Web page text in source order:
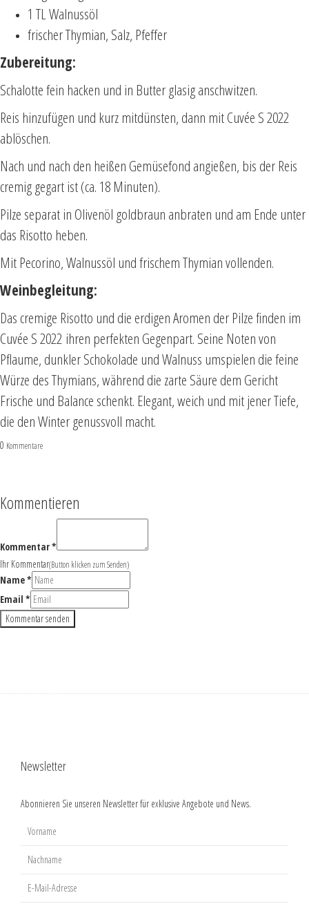
1 TL Walnussöl
frischer Thymian, Salz, Pfeffer
Zubereitung:
Schalotte fein hacken und in Butter glasig anschwitzen.
Reis hinzufügen und kurz mitdünsten, dann mit Cuvée S 2022
ablöschen.
Nach und nach den heißen Gemüsefond angießen, bis der Reis
cremig gegart ist (ca. 18 Minuten).
Pilze separat in Olivenöl goldbraun anbraten und am Ende unter
das Risotto heben.
Mit Pecorino, Walnussöl und frischem Thymian vollenden.
Weinbegleitung:
Das cremige Risotto und die erdigen Aromen der Pilze finden im
Cuvée S 2022 ihren perfekten Gegenpart. Seine Noten von
Pflaume, dunkler Schokolade und Walnuss umspielen die feine
Würze des Thymians, während die zarte Säure dem Gericht
Frische und Balance schenkt. Elegant, weich und mit jener Tiefe,
die den Winter genussvoll macht.
0 Kommentare
Kommentieren
Kommentar *
Ihr Kommentar(Button klicken zum Senden)
Name *
Email *
Newsletter
Abonnieren Sie unseren Newsletter für exklusive Angebote und News.